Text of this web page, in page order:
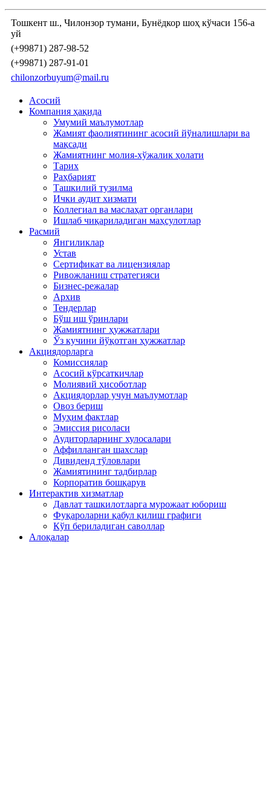
Тошкент ш., Чилонзор тумани, Бунёдкор шоҳ кўчаси 156-а
уй
(+99871) 287-98-52
(+99871) 287-91-01
chilonzorbuyum@mail.ru
Асосий
Компания ҳақида
Умумий маълумотлар
Жамият фаолиятининг асосий йўналишлари ва
мақсади
Жамиятнинг молия-хўжалик ҳолати
Тарих
Раҳбарият
Ташкилий тузилма
Ички аудит хизмати
Коллегиал ва маслаҳат органлари
Ишлаб чиқариладиган маҳсулотлар
Расмий
Янгиликлар
Устав
Сертификат ва лицензиялар
Ривожланиш стратегияси
Бизнес-режалар
Архив
Тендерлар
Бўш иш ўринлари
Жамиятнинг ҳужжатлари
Ўз кучини йўқотган ҳужжатлар
Акциядорларга
Комиссиялар
Асосий кўрсаткичлар
Молиявий ҳисоботлар
Акциядорлар учун маълумотлар
Овоз бериш
Муҳим фактлар
Эмиссия рисоласи
Аудиторларнинг хулосалари
Аффилланган шахслар
Дивиденд тўловлари
Жамиятининг тадбирлар
Корпоратив бошқарув
Интерактив хизматлар
Давлат ташкилотларга мурожаат юбориш
Фуқароларни қабул қилиш графиги
Кўп бериладиган саволлар
Алоқалар